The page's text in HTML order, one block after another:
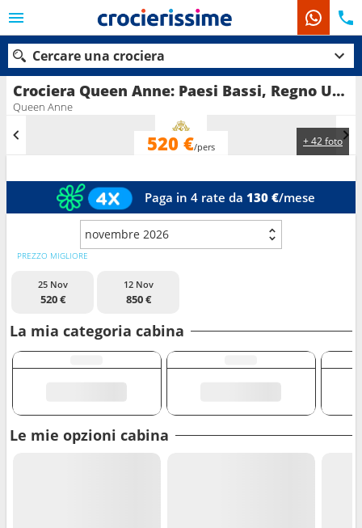
Crociera Queen Anne: Paesi Bassi, Regno Unito in partenza da Southampton
Queen Anne
+ 42 foto
520 €/pers
Paga in 4 rate da 130 €/mese
novembre 2026
PREZZO MIGLIORE
25 Nov
520 €
12 Nov
850 €
La mia categoria cabina
Le mie opzioni cabina
Cercare una crociera
Le nostre destinazioni
Mesi di partenza
Porti Compagnie